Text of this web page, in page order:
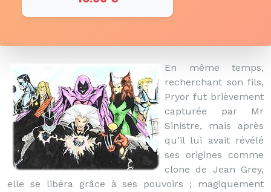
En même temps,
recherchant son fils,
Pryor fut brièvement
capturée par Mr
Sinistre, mais après
qu’il lui avait révélé
ses origines comme
clone de Jean Grey,
elle se libéra grâce à ses pouvoirs ; magiquement